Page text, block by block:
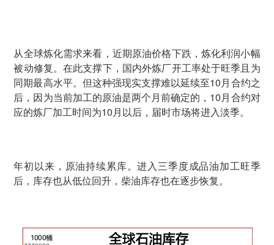
从全球炼化需求来看，近期原油价格下跌，炼化利润小幅
被动修复。在此支撑下，国内外炼厂开工率处于旺季且为
同期最高水平。但这种强现实支撑难以延续至10月合约之
后，因为当前加工的原油是两个月前确定的，10月合约对
应的炼厂加工时间为10月以后，届时市场将进入淡季。
年初以来，原油持续累库。进入三季度成品油加工旺季
后，库存也从低位回升，柴油库存也在逐步恢复。